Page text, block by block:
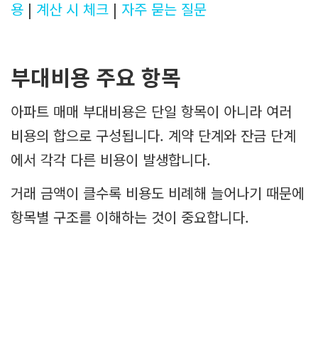
용 | 계산 시 체크 | 자주 묻는 질문
부대비용 주요 항목
아파트 매매 부대비용은 단일 항목이 아니라 여러
비용의 합으로 구성됩니다. 계약 단계와 잔금 단계
에서 각각 다른 비용이 발생합니다.
거래 금액이 클수록 비용도 비례해 늘어나기 때문에
항목별 구조를 이해하는 것이 중요합니다.